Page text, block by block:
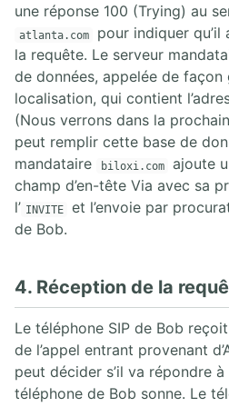
une réponse 100 (Trying) au
atlanta.com pour indiquer qu’il
la requête. Le serveur
de données, appelée de
localisation, qui contient
(Nous verrons dans la
peut remplir cette base de
mandataire
biloxi.com
ajoute
champ d’en-tête Via avec sa
l’ INVITE
et l’envoie par
de Bob.
4. Réception de la
Le téléphone SIP de Bob reçoit
de l’appel entrant provenant
peut décider s’il va répondre à
téléphone de Bob sonne. Le